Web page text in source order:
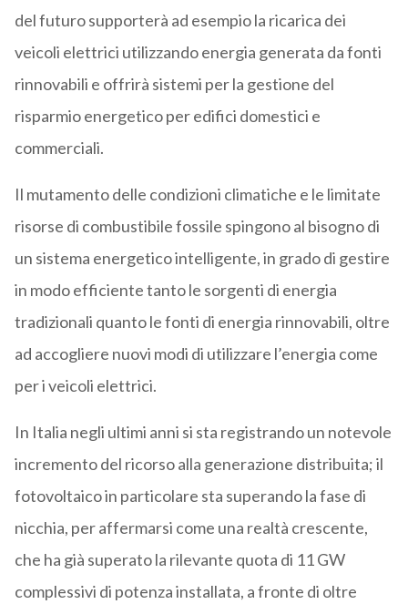
del futuro supporterà ad esempio la ricarica dei
veicoli elettrici utilizzando energia generata da fonti
rinnovabili e offrirà sistemi per la gestione del
risparmio energetico per edifici domestici e
commerciali.
Il mutamento delle condizioni climatiche e le limitate
risorse di combustibile fossile spingono al bisogno di
un sistema energetico intelligente, in grado di gestire
in modo efficiente tanto le sorgenti di energia
tradizionali quanto le fonti di energia rinnovabili, oltre
ad accogliere nuovi modi di utilizzare l’energia come
per i veicoli elettrici.
In Italia negli ultimi anni si sta registrando un notevole
incremento del ricorso alla generazione distribuita; il
fotovoltaico in particolare sta superando la fase di
nicchia, per affermarsi come una realtà crescente,
che ha già superato la rilevante quota di 11 GW
complessivi di potenza installata, a fronte di oltre